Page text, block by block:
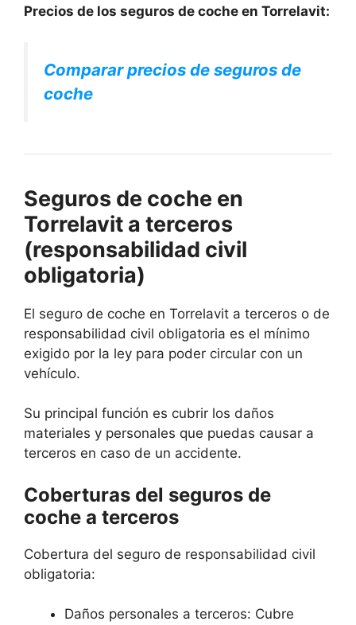
Precios de los seguros de coche en Torrelavit:
Comparar precios de seguros de
coche
Seguros de coche en
Torrelavit a terceros
(responsabilidad civil
obligatoria)
El seguro de coche en Torrelavit a terceros o de
responsabilidad civil obligatoria es el mínimo
exigido por la ley para poder circular con un
vehículo.
Su principal función es cubrir los daños
materiales y personales que puedas causar a
terceros en caso de un accidente.
Coberturas del seguros de
coche a terceros
Cobertura del seguro de responsabilidad civil
obligatoria:
Daños personales a terceros: Cubre